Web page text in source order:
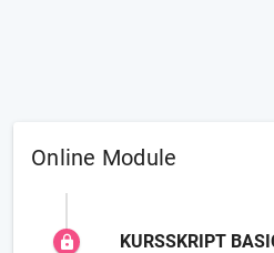
Online Module
KURSSKRIPT